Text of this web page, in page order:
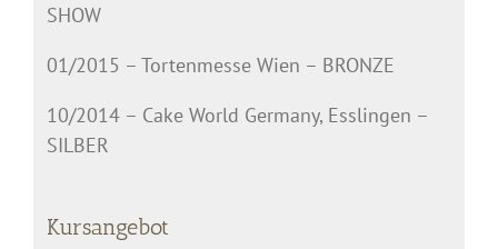
SHOW
01/2015 – Tortenmesse Wien – BRONZE
10/2014 – Cake World Germany, Esslingen –
SILBER
Kursangebot